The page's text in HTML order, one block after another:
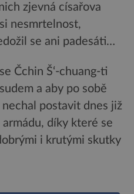
zjevná císařova
nesmrtelnost,
se ani padesáti…
Čchin Š‘-chuang-ti
a aby po sobě
postavit dnes již
armádu, díky které se
i krutými skutky